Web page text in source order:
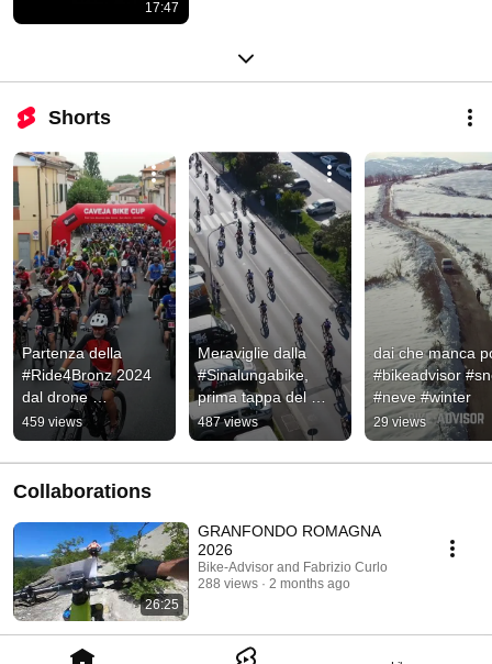
17:47
Shorts
Partenza della
#Ride4Bronz 2024
dal drone
#bikeadvisor
459 views
Meraviglie dalla
#Sinalungabike,
prima tappa del
circuito #Mtb
#Tour3Regioni di
#bikeadvisor
487 views
dai che manca
#bikeadvisor
#neve #winter
29 views
Collaborations
26:25
GRANFONDO ROMAGNA
2026
Bike-Advisor and Fabrizio Curlo
288 views
2 months ago